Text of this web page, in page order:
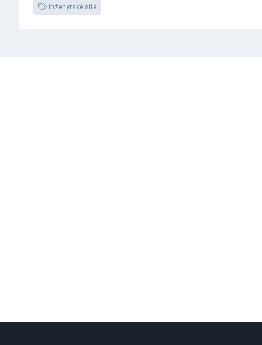
inženýrské sítě